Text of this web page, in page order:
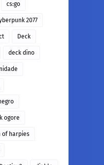
cs:go
2077
Deck
deck dino
ogore
of harpies